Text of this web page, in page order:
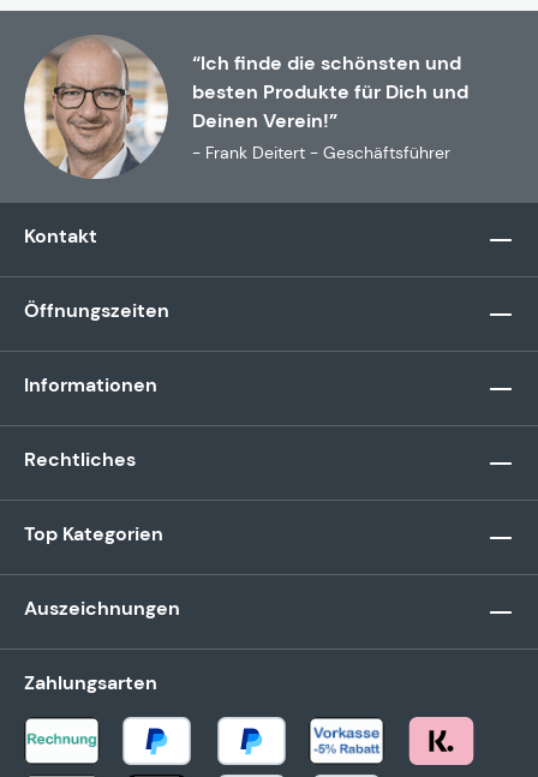
“Ich finde die schönsten und
besten Produkte für Dich und
Deinen Verein!”
- Frank Deitert - Geschäftsführer
Kontakt
Öffnungszeiten
Informationen
Rechtliches
Top Kategorien
Auszeichnungen
Zahlungsarten